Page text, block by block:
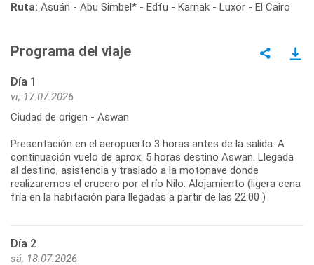
Ruta: Asuán - Abu Simbel* - Edfu - Karnak - Luxor - El Cairo
Programa del viaje
Día 1
vi, 17.07.2026
Ciudad de origen - Aswan
Presentación en el aeropuerto 3 horas antes de la salida. A
continuación vuelo de aprox. 5 horas destino Aswan. Llegada
al destino, asistencia y traslado a la motonave donde
realizaremos el crucero por el río Nilo. Alojamiento (ligera cena
fría en la habitación para llegadas a partir de las 22.00 )
Día 2
sá, 18.07.2026